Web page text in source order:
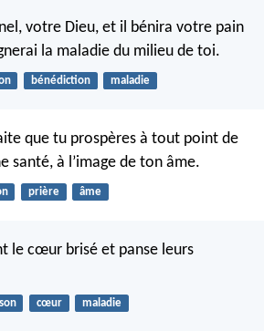
votre Dieu, et il bénira votre pain
la maladie du milieu de toi.
bénédiction maladie
que tu prospères à tout point de
santé, à l’image de ton âme.
prière âme
le cœur brisé et panse leurs
cœur maladie